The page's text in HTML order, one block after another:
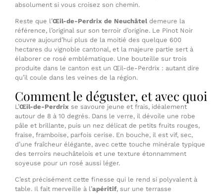
absolument si vous croisez son chemin.
Reste que l’Œil-de-Perdrix de Neuchâtel demeure la
référence, l’original sur son terroir d’origine. Le Pinot Noir
couvre aujourd’hui plus de la moitié des quelque 600
hectares du vignoble cantonal, et la majeure partie sert à
élaborer ce rosé emblématique. Une bouteille sur trois
produite dans le canton est un Œil-de-Perdrix : autant dire
qu’il coule dans les veines de la région.
Comment le déguster, et avec quoi
L’Œil-de-Perdrix se savoure jeune et frais, idéalement
autour de 8 à 10 degrés. Dans le verre, il dévoile une robe
pâle et brillante, puis un nez délicat de petits fruits rouges,
fraise, framboise, parfois cerise. En bouche, il est vif, sec,
d’une fraîcheur élégante, avec cette touche minérale typique
des terroirs neuchâtelois et une texture étonnamment
soyeuse pour un rosé aussi léger.
C’est précisément cette finesse qui le rend si polyvalent à
table. Il fait merveille à l’apéritif, sur une terrasse